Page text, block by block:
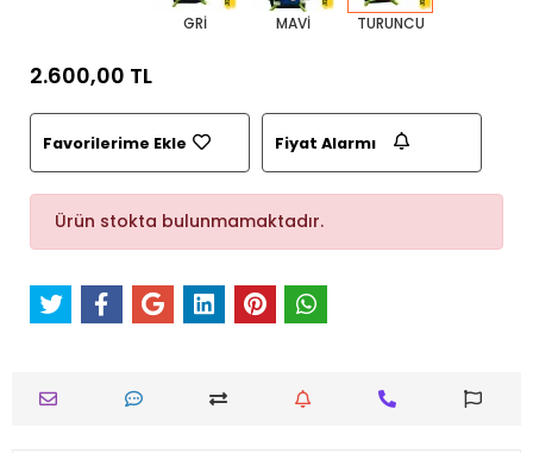
GRİ MAVİ TURUNCU
2.600,00 TL
Favorilerime Ekle Fiyat Alarmı
Ürün stokta bulunmamaktadır.